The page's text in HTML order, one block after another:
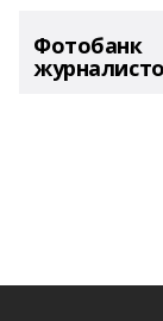
Фотобанк